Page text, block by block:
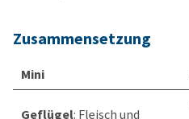
Zusammensetzung
Mini
Geflügel: Fleisch und